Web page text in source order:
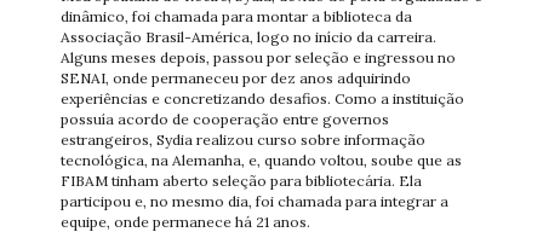
dinâmico, foi chamada para montar a biblioteca da
Associação Brasil-América, logo no início da carreira.
Alguns meses depois, passou por seleção e ingressou no
SENAI, onde permaneceu por dez anos adquirindo
experiências e concretizando desafios. Como a instituição
possuía acordo de cooperação entre governos
estrangeiros, Sydia realizou curso sobre informação
tecnológica, na Alemanha, e, quando voltou, soube que as
FIBAM tinham aberto seleção para bibliotecária. Ela
participou e, no mesmo dia, foi chamada para integrar a
equipe, onde permanece há 21 anos.